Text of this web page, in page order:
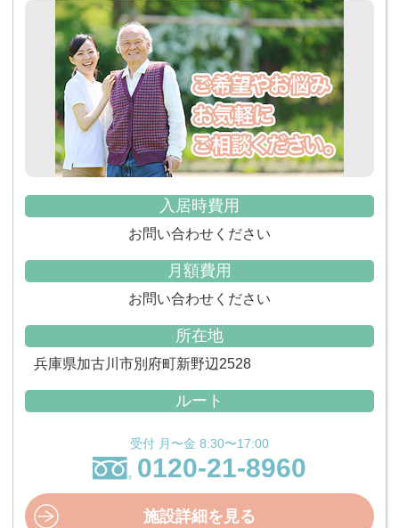
入居時費用
お問い合わせください
月額費用
お問い合わせください
所在地
兵庫県加古川市別府町新野辺2528
ルート
受付 月〜金 8:30〜17:00
0120-21-8960
施設詳細を見る